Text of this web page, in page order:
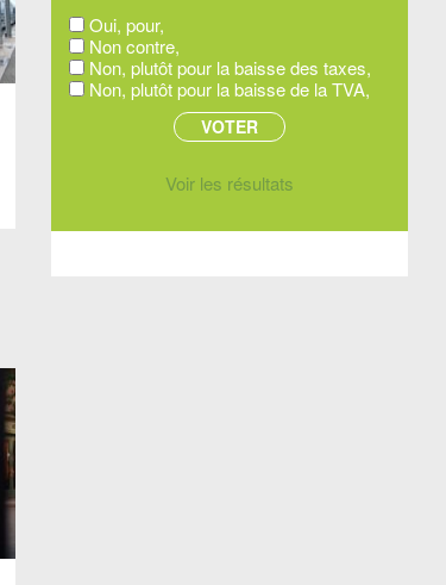
Oui, pour,
Non contre,
Non, plutôt pour la baisse des taxes,
Non, plutôt pour la baisse de la TVA,
Voir les résultats